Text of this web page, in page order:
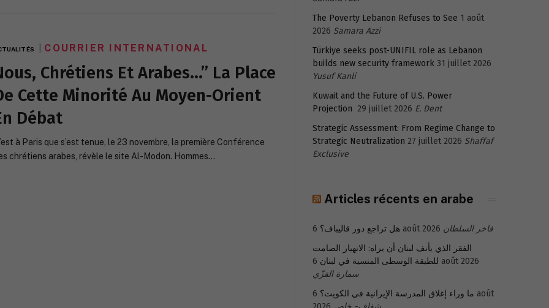
COURRIER INTERNATIONAL
Chrétiens Et Arabes…” La Place
Cette Minorité Au Moyen-Orient
Débat
à Paris que s’est tenue, le 23 novembre, la première Conférence
chrétiens arabes, révèle le site Al-Modon. Hommes…
The Poverty Lebanon Refuses to See 1 août
2026 Samara Azzi
Türkiye seeks post-UNIFIL role as Lebanon
builds new security framework 31 juillet 2026
Yusuf Kanli
Kuwait and the Future of U.S. Power
Projection 29 juillet 2026 E. Dent
Strategic Assessment: From Regime Change to
Strategic Neutralization 27 juillet 2026 Shaffaf
Exclusive
Articles récents en arabe
هل تراجع دور قاليباف؟ 6 août 2026 فاخر السلطان
الفقر الذي يأنف لبنان أن يراه: الانهيار الصامت
للطبقة الوسطى المنسية في لبنان 6 août 2026
سمارة القزّي
ما وراء إغلاق المدرسة الإيرانية في الكويت؟ 6 août